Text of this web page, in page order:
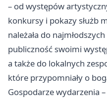
– od występów
konkursy i pokazy służb
należała do
publiczność swoimi
a także do lokalnych
które przypomniały o
Gospodarze wydarzenia